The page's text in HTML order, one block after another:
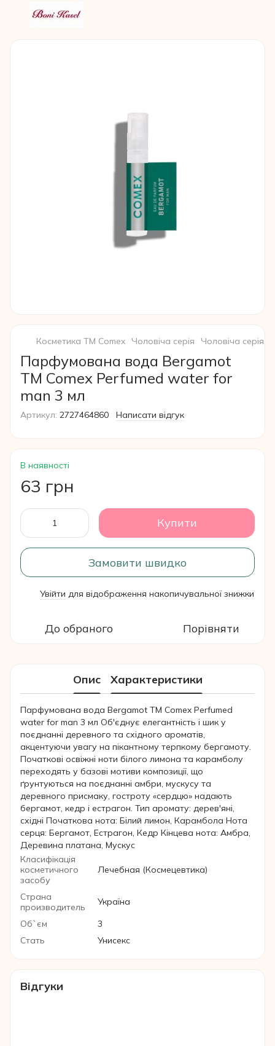
Косметика ТМ Comex Чоловіча серія Чоловіча серія
Парфумована вода Bergamot
ТМ Comex Perfumed water for
man 3 мл
Артикул: 2727464860 Написати відгук
В наявності
63 грн
Купити
Замовити швидко
Увійти для відображення накопичувальної знижки
До обраного Порівняти
Опис Характеристики
Парфумована вода Bergamot ТМ Comex Perfumed
water for man 3 мл Об'єднує елегантність і шик у
поєднанні деревного та східного ароматів,
акцентуючи увагу на пікантному терпкому бергамоту.
Початкові освіжні ноти білого лимона та карамболу
переходять у базові мотиви композиції, що
ґрунтуються на поєднанні амбри, мускусу та
деревного присмаку, гостроту «сердцю» надають
бергамот, кедр і естрагон. Тип аромату: дерев'яні,
східні Початкова нота: Білий лимон, Карамбола Нота
серця: Бергамот, Естрагон, Кедр Кінцева нота: Амбра,
Деревина платана, Мускус
Класифікація
косметичного
засобу
Лечебная (Космецевтика)
Страна
производитель
Україна
Об`єм
3
Стать
Унисекс
Відгуки